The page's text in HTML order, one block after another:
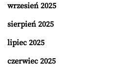
wrzesień 2025
sierpień 2025
lipiec 2025
czerwiec 2025